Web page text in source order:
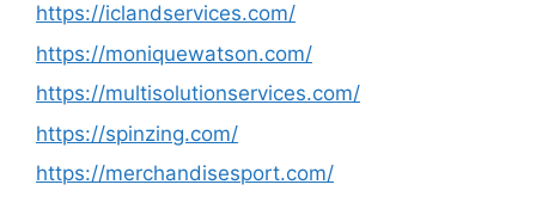
https://iclandservices.com/
https://moniquewatson.com/
https://multisolutionservices.com/
https://spinzing.com/
https://merchandisesport.com/